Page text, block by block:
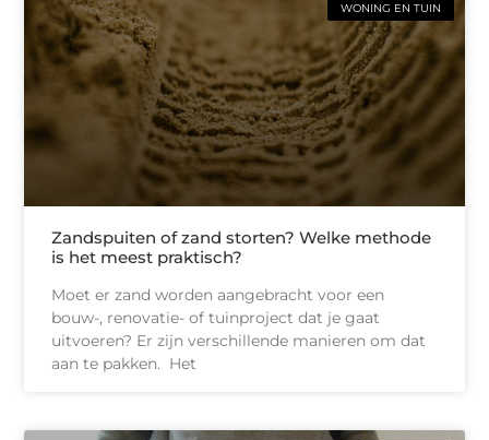
WONING EN TUIN
Zandspuiten of zand storten? Welke methode
is het meest praktisch?
Moet er zand worden aangebracht voor een
bouw-, renovatie- of tuinproject dat je gaat
uitvoeren? Er zijn verschillende manieren om dat
aan te pakken. Het